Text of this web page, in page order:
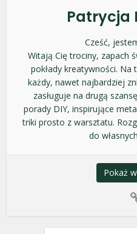
Patrycja
Cześć,
Witają Cię trociny, zapach
pokłady kreatywności.
każdy, nawet najbardziej
zasługuje na drugą
porady DIY, inspirujące
triki prosto z warsztatu.
do
Pokaż